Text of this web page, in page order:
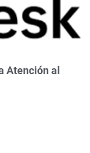
Atención al